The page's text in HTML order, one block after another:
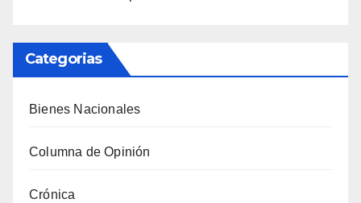
Categorias
Bienes Nacionales
Columna de Opinión
Crónica